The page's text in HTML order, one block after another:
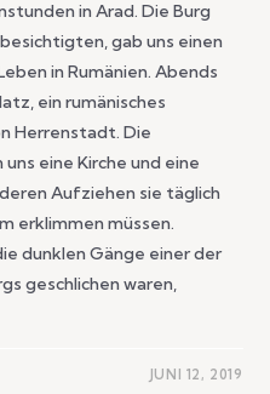
in Arad. Die Burg
gab uns einen
in Rumänien. Abends
ein rumänisches
Herrenstadt. Die
eine Kirche und eine
Aufziehen sie täglich
erklimmen müssen.
dunklen Gänge einer der
geschlichen waren,
JUNI 12, 2019